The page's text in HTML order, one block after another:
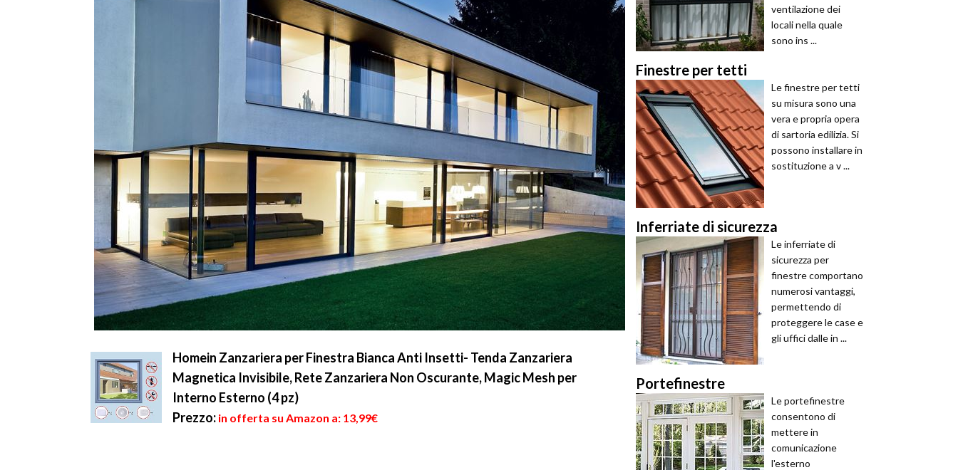
Homein Zanzariera per Finestra Bianca Anti Insetti- Tenda Zanzariera
Magnetica Invisibile, Rete Zanzariera Non Oscurante, Magic Mesh per
Interno Esterno (4 pz)
Prezzo: in offerta su Amazon a: 13,99€
ventilazione dei
locali nella quale
sono ins ...
Finestre per tetti
Le finestre per tetti
su misura sono una
vera e propria opera
di sartoria edilizia. Si
possono installare in
sostituzione a v ...
Inferriate di sicurezza
Le inferriate di
sicurezza per
finestre comportano
numerosi vantaggi,
permettendo di
proteggere le case e
gli uffici dalle in ...
Portefinestre
Le portefinestre
consentono di
mettere in
comunicazione
l'esterno